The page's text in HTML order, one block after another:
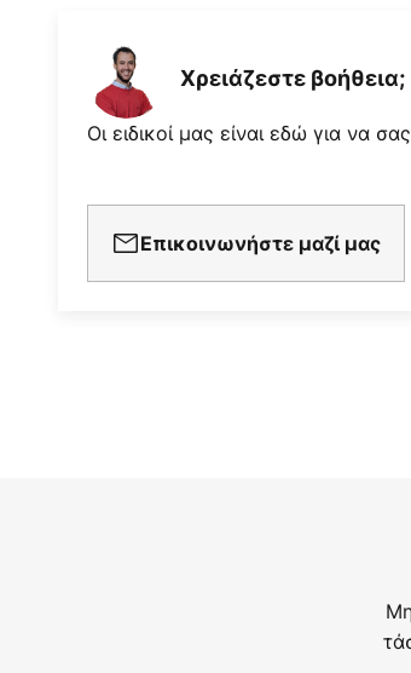
Χρειάζεστε βοήθεια;
Οι ειδικοί μας είναι εδώ για να
Επικοινωνήστε μαζί μας